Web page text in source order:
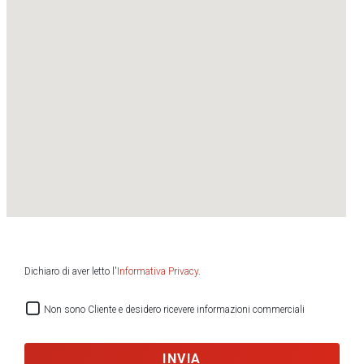
Dichiaro di aver letto l' Informativa Privacy.
Non sono Cliente e desidero ricevere informazioni commerciali
INVIA